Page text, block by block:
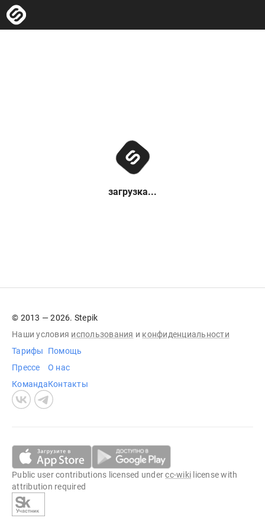
загрузка...
© 2013 — 2026. Stepik
Наши условия использования и конфиденциальности
Тарифы
Прессе
Команда
Помощь
О нас
Контакты
Public user contributions licensed undercc-wiki license with
attribution required